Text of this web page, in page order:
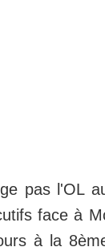
pas l'OL
face à
à la